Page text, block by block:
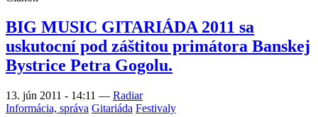
BIG MUSIC GITARIÁDA 2011 sa
uskutocní pod záštitou primátora Banskej
Bystrice Petra Gogolu.
13. jún 2011 - 14:11 — Radiar
Informácia, správa Gitariáda Festivaly